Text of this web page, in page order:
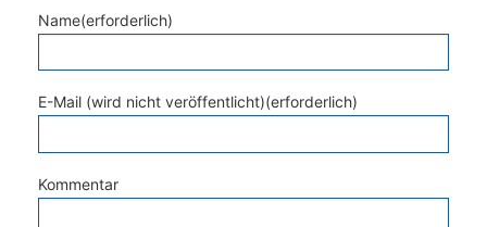
Name(erforderlich)
E-Mail (wird nicht veröffentlicht)(erforderlich)
Kommentar